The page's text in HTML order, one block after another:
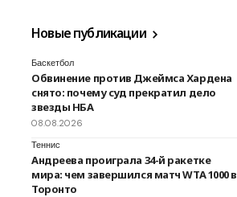
Новые публикации
Баскетбол
Обвинение против Джеймса Хардена
снято: почему суд прекратил дело
звезды НБА
08.08.2026
Теннис
Андреева проиграла 34-й ракетке
мира: чем завершился матч WTA 1000 в
Торонто